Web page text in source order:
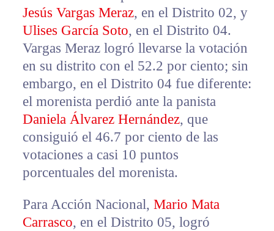
Jesús Vargas Meraz, en el Distrito 02, y
Ulises García Soto, en el Distrito 04.
Vargas Meraz logró llevarse la votación
en su distrito con el 52.2 por ciento; sin
embargo, en el Distrito 04 fue diferente:
el morenista perdió ante la panista
Daniela Álvarez Hernández, que
consiguió el 46.7 por ciento de las
votaciones a casi 10 puntos
porcentuales del morenista.
Para Acción Nacional, Mario Mata
Carrasco, en el Distrito 05, logró